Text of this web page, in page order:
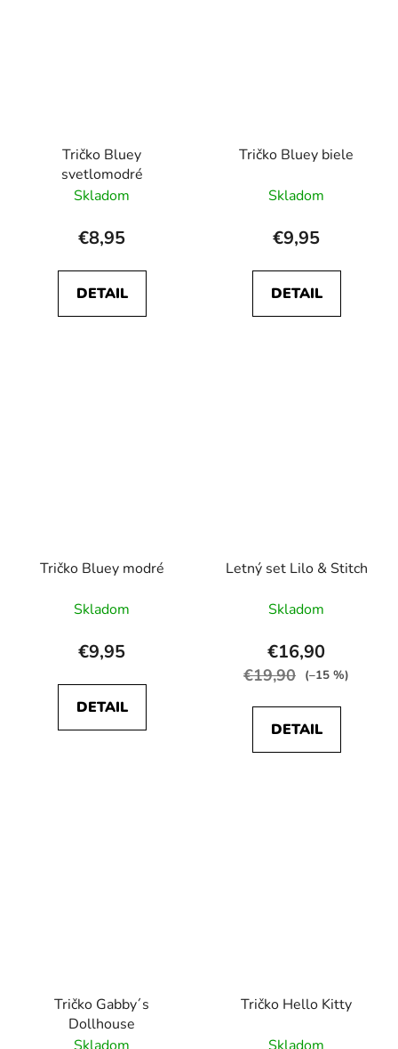
Tričko Bluey
svetlomodré
Skladom
€8,95
DETAIL
Tričko Bluey biele
Skladom
€9,95
DETAIL
Tričko Bluey modré
Skladom
€9,95
DETAIL
Letný set Lilo & Stitch
Skladom
€16,90
€19,90 (–15 %)
DETAIL
Tričko Gabby´s
Dollhouse
Skladom
Tričko Hello Kitty
Skladom